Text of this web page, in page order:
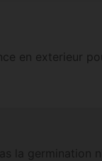
en exterieur